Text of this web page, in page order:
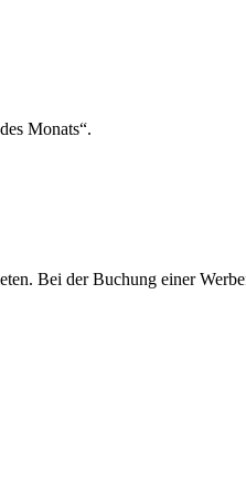
Monats“.
Bei der Buchung einer